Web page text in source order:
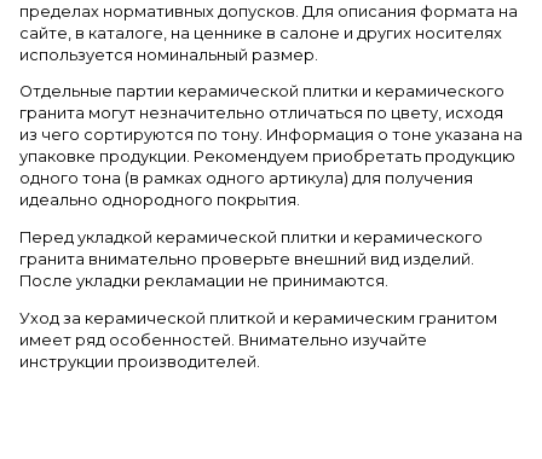
пределах нормативных допусков. Для описания формата на
сайте, в каталоге, на ценнике в салоне и других носителях
используется номинальный размер.
Отдельные партии керамической плитки и керамического
гранита могут незначительно отличаться по цвету, исходя
из чего сортируются по тону. Информация о тоне указана на
упаковке продукции. Рекомендуем приобретать продукцию
одного тона (в рамках одного артикула) для получения
идеально однородного покрытия.
Перед укладкой керамической плитки и керамического
гранита внимательно проверьте внешний вид изделий.
После укладки рекламации не принимаются.
Уход за керамической плиткой и керамическим гранитом
имеет ряд особенностей. Внимательно изучайте
инструкции производителей.